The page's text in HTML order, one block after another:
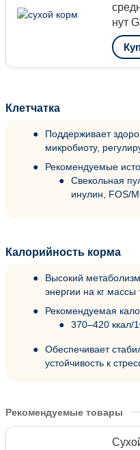
нут
Клетчатка
Поддерживает
микробиоту,
Рекомендуемые
Свекольная
инулин, FOS/
Калорийность корма
Высокий
энергии на кг массы
Рекомендуемая
370–420 ккал/
Обеспечивает
устойчивость к
Рекомендуемые товары